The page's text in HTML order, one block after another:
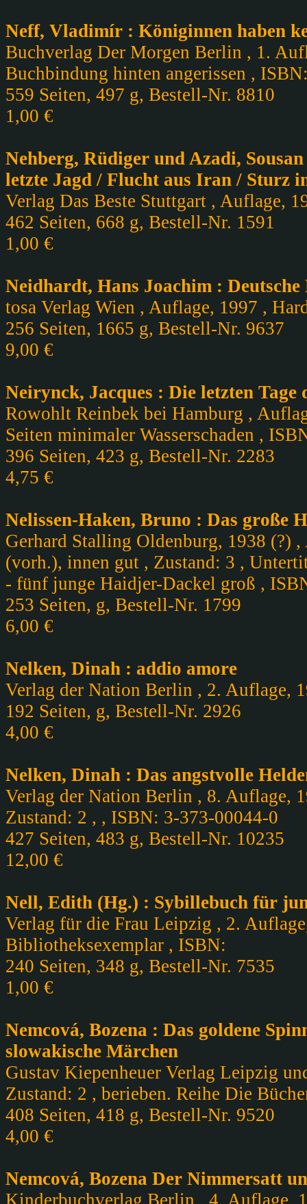
Neff, Vladimír : Königinnen haben
Buchverlag Der Morgen Berlin , 1.
Buchbindung hinten angerissen ,
559 Seiten, 497 g, Bestell-Nr. 8810
1,00 €
Nehberg, Rüdiger und Azadi,
letzte Jagd / Flucht aus Iran / Sturz
Verlag Das Beste Stuttgart , Auflage,
462 Seiten, 668 g, Bestell-Nr. 1591
1,00 €
Neidhardt, Hans Joachim :
tosa Verlag Wien , Auflage, 1997 ,
256 Seiten, 1665 g, Bestell-Nr. 9637
9,00 €
Neirynck, Jacques : Die letzten Tage
Rowohlt Reinbek bei Hamburg ,
Seiten minimaler Wasserschaden ,
396 Seiten, 423 g, Bestell-Nr. 2283
4,75 €
Nelissen-Haken, Bruno : Das große
Gerhard Stalling Oldenburg, 1938 (?)
(vorh.), innen gut , Zustand: 3 ,
- fünf junge Haidjer-Dackel groß ,
253 Seiten, g, Bestell-Nr. 1799
6,00 €
Nelken, Dinah : addio amore
Verlag der Nation Berlin , 2. Auflage,
192 Seiten, g, Bestell-Nr. 2926
4,00 €
Nelken, Dinah : Das angstvolle
Verlag der Nation Berlin , 8. Auflage,
Zustand: 2 , , ISBN: 3-373-00044-0
427 Seiten, 483 g, Bestell-Nr. 10235
12,00 €
Nell, Edith (Hg.) : Sybillebuch für
Verlag für die Frau Leipzig , 2.
Bibliotheksexemplar , ISBN:
240 Seiten, 348 g, Bestell-Nr. 7535
1,00 €
Nemcová, Bozena : Das goldene
slowakische Märchen
Gustav Kiepenheuer Verlag Leipzig
Zustand: 2 , berieben. Reihe Die
408 Seiten, 418 g, Bestell-Nr. 9520
4,00 €
Nemcová, Bozena Der Nimmersatt